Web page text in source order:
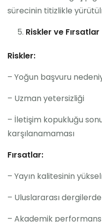
sürecinin titizlikle
Riskler ve Fırsatlar
Riskler:
– Yoğun başvuru
– Uzman yetersizliği
– İletişim kopukluğu
karşılanamaması
Fırsatlar:
– Yayın kalitesinin
– Uluslararası
– Akademik